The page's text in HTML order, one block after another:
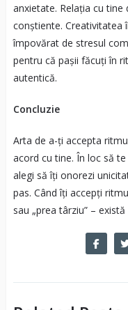
anxietate. Relația cu tine
conștiente. Creativitatea
împovărat de stresul
pentru că pașii făcuți în
autentică.
Concluzie
Arta de a-ți accepta
acord cu tine. În loc să
alegi să îți onorezi
pas. Când îți accepți
sau „prea târziu” –